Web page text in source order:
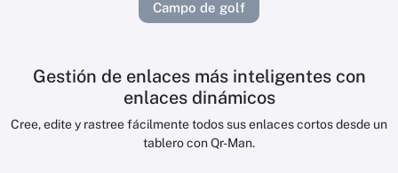
Campo de golf
Gestión de enlaces más inteligentes con
enlaces dinámicos
Cree, edite y rastree fácilmente todos sus enlaces cortos desde un
tablero con Qr-Man.